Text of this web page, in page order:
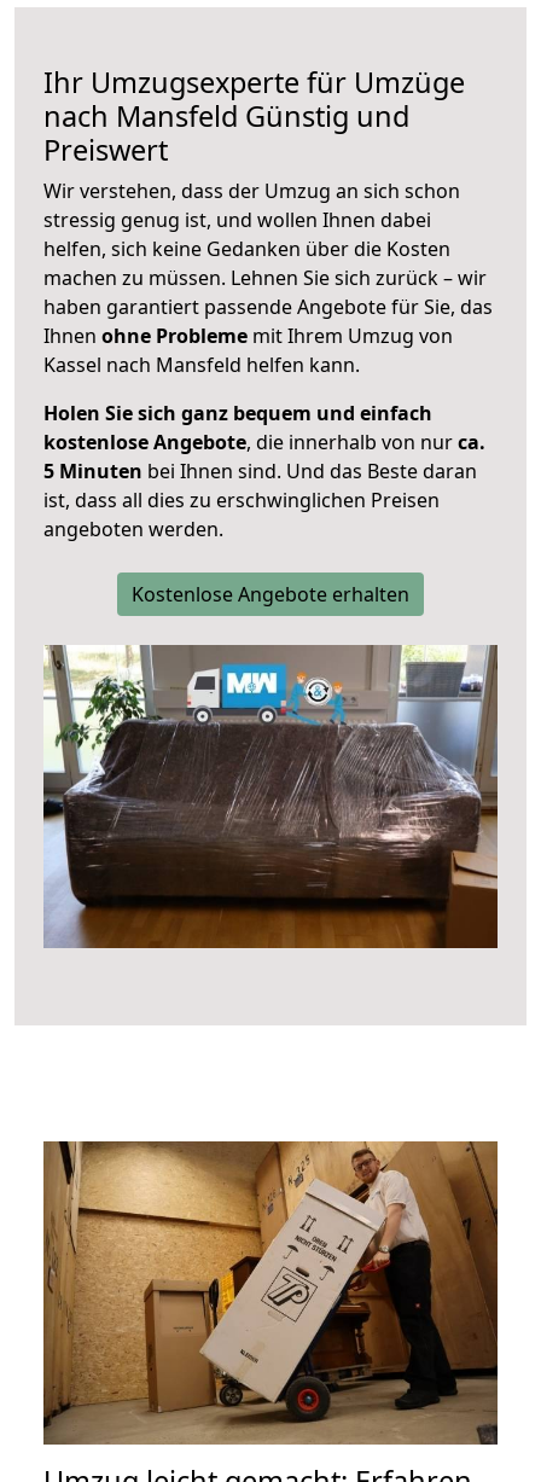
Ihr Umzugsexperte für Umzüge
nach Mansfeld Günstig und
Preiswert
Wir verstehen, dass der Umzug an sich schon
stressig genug ist, und wollen Ihnen dabei
helfen, sich keine Gedanken über die Kosten
machen zu müssen. Lehnen Sie sich zurück – wir
haben garantiert passende Angebote für Sie, das
Ihnen ohne Probleme mit Ihrem Umzug von
Kassel nach Mansfeld helfen kann.
Holen Sie sich ganz bequem und einfach
kostenlose Angebote, die innerhalb von nurca.
5 Minuten bei Ihnen sind. Und das Beste daran
ist, dass all dies zu erschwinglichen Preisen
angeboten werden.
Kostenlose Angebote erhalten